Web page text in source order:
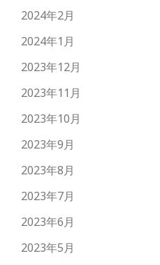
2024年2月
2024年1月
2023年12月
2023年11月
2023年10月
2023年9月
2023年8月
2023年7月
2023年6月
2023年5月